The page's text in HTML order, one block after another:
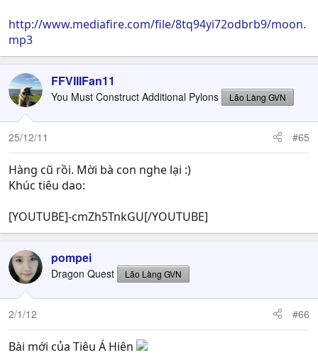
http://www.mediafire.com/file/8tq94yi72odbrb9/moon.
mp3
FFVIIIFan11
You Must Construct Additional Pylons Lão Làng GVN
25/12/11 #65
Hàng cũ rồi. Mời bà con nghe lại :)
Khúc tiêu dao:
[YOUTUBE]-cmZh5TnkGU[/YOUTUBE]
pompei
Dragon Quest Lão Làng GVN
2/1/12 #66
Bài mới của Tiêu Á Hiên